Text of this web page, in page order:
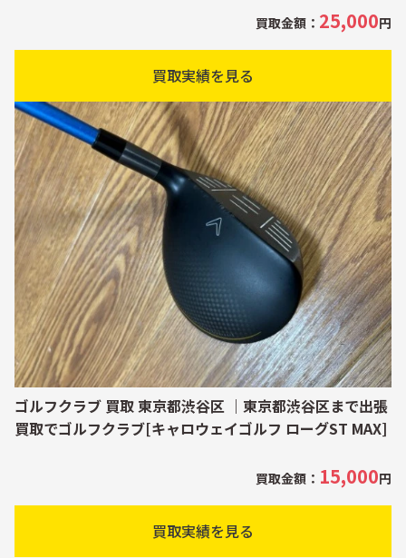
買取金額： 25,000円
買取実績を見る
ゴルフクラブ 買取 東京都渋谷区 ｜東京都渋谷区まで出張
買取でゴルフクラブ[キャロウェイゴルフ ローグST MAX]
買取金額： 15,000円
買取実績を見る